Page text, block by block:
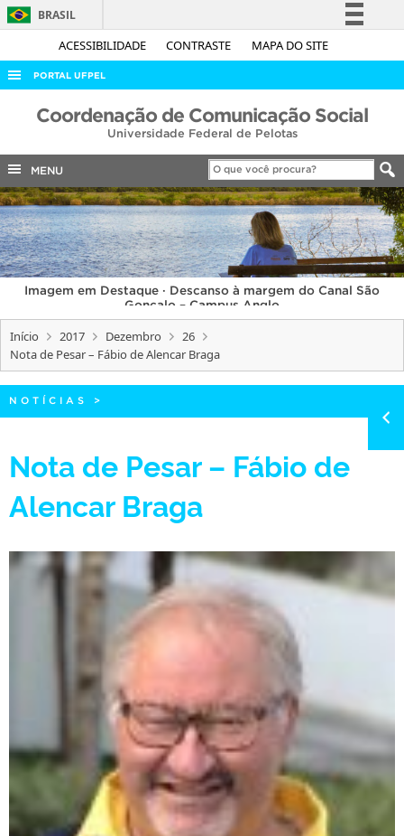
ACESSIBILIDADE CONTRASTE MAPA DO SITE
BRASIL
Simplifique!
Acesso à informação
Legislação
Canais
PORTAL UFPEL
ACESSO À INFORMAÇÃO
COBALTO
CONCURSOS
EDITAIS
INTERNACIONAL
OUVIDORIA
PORTARIAS
TELEFONES
Coordenação de Comunicação Social
Universidade Federal de Pelotas
MENU
Imagem em Destaque · Descanso à margem do Canal São
Gonçalo – Campus Anglo
Início 2017 Dezembro
26
Nota de Pesar – Fábio de Alencar Braga
NOTÍCIAS >
Nota de Pesar – Fábio de
Alencar Braga